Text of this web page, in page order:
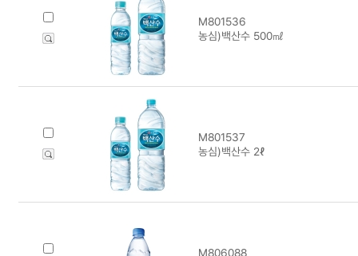
M801536
농심)백산수 500㎖
M801537
농심)백산수 2ℓ
M806088